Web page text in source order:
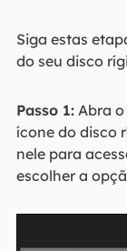
Siga estas
do seu disco
Passo 1:Abra o
ícone do disco
nele para
escolher a